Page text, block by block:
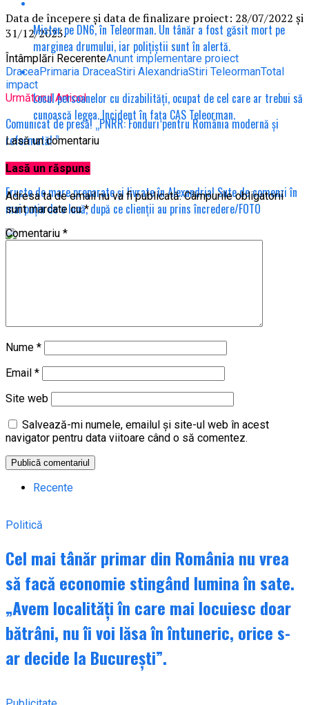
Data de începere şi data de finalizare proiect: 28/07/2022 și
31/12/2023.
Întâmplări RecerenteAnunt implementare proiect
DraceaPrimaria DraceaStiri AlexandriaStiri TeleormanTotal
impact
Următorul Articol
Comunicat de presă! „PNRR: Fonduri pentru România modernă și
reformată! ”
Nu rata
Fructe de mare preparate și livrate în Alexandria! Sute de comenzi în
mai puțin de o lună, după ce clienții au prins încredere/FOTO
Mister pe DN6, în Teleorman. Un tânăr a fost găsit mort pe
marginea drumului, iar polițiștii sunt în alertă.
Locul persoanelor cu dizabilități, ocupat de cel care ar trebui să
cunoască legea. Incident în fața CAS Teleorman.
Lasă un comentariu
Lasă un răspuns
Adresa ta de email nu va fi publicată. Câmpurile obligatorii
sunt marcate cu*
Comentariu *
Nume *
Email *
Site web
Salvează-mi numele, emailul și site-ul web în acest
navigator pentru data viitoare când o să comentez.
Recente
Politică
Cel mai tânăr primar din România nu vrea
să facă economie stingând lumina în sate.
„Avem localități în care mai locuiesc doar
bătrâni, nu îi voi lăsa în întuneric, orice s-
ar decide la București”.